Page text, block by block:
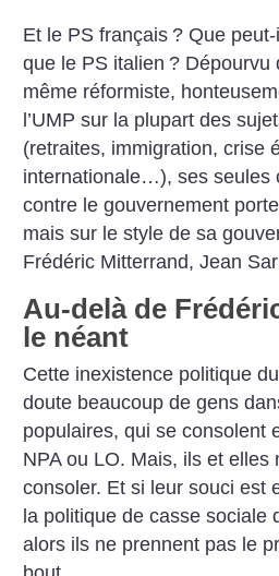
Et le PS français ? Que
que le PS italien ? Dépourvu
même réformiste,
l’UMP sur la plupart des
(retraites, immigration, crise
internationale…), ses seules
contre le gouvernement
mais sur le style de sa
Frédéric Mitterrand, Jean
Au-delà de
le néant
Cette inexistence politique
doute beaucoup de gens
populaires, qui se consolent
NPA ou LO. Mais, ils et elles
consoler. Et si leur souci est
la politique de casse sociale
alors ils ne prennent pas le